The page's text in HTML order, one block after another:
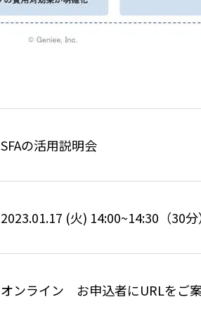
SFAの活用説明会
2023.01.17 (火) 14:00~14:30（30分
オンライン お申込者にURLをご案